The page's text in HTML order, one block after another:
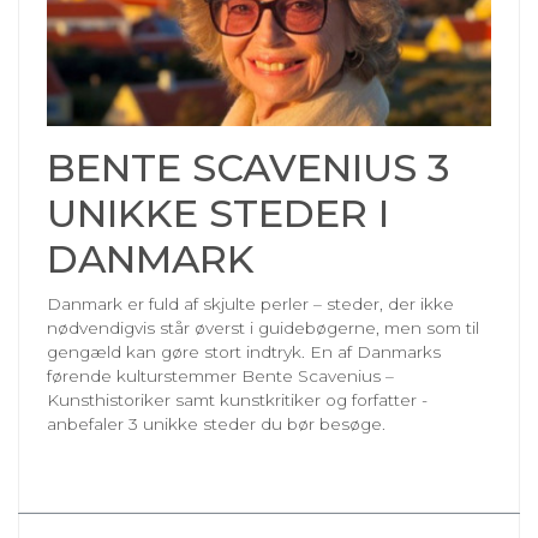
BENTE SCAVENIUS 3
UNIKKE STEDER I
DANMARK
Danmark er fuld af skjulte perler – steder, der ikke
nødvendigvis står øverst i guidebøgerne, men som til
gengæld kan gøre stort indtryk. En af Danmarks
førende kulturstemmer Bente Scavenius –
Kunsthistoriker samt kunstkritiker og forfatter -
anbefaler 3 unikke steder du bør besøge.